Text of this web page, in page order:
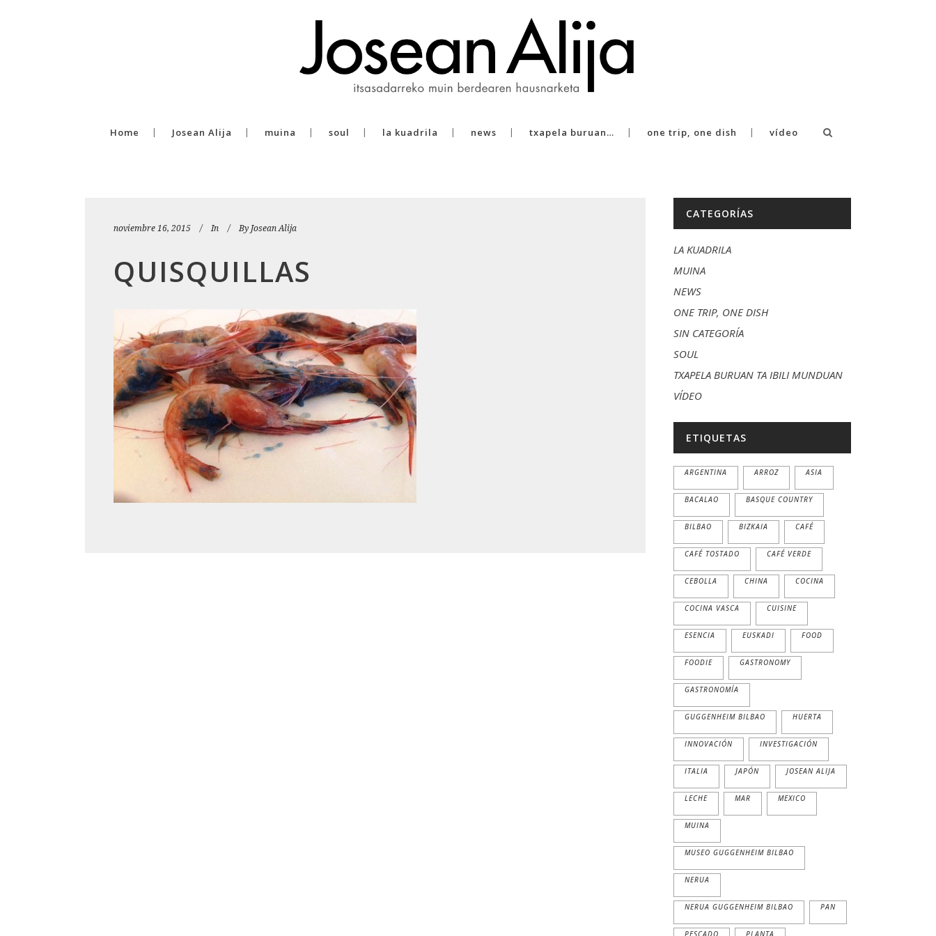
Home Josean Alija muina soul la kuadrila news txapela buruan… one trip, one dish vídeo
noviembre 16, 2015 In By Josean Alija
QUISQUILLAS
CATEGORÍAS
LA KUADRILA
MUINA
NEWS
ONE TRIP, ONE DISH
SIN CATEGORÍA
SOUL
TXAPELA BURUAN TA IBILI MUNDUAN
VÍDEO
ETIQUETAS
ARGENTINA ARROZ ASIA
BACALAO BASQUE COUNTRY
BILBAO BIZKAIA CAFÉ
CAFÉ TOSTADO CAFÉ VERDE
CEBOLLA CHINA COCINA
COCINA VASCA CUISINE
ESENCIA EUSKADI FOOD
FOODIE GASTRONOMY
GASTRONOMÍA
GUGGENHEIM BILBAO HUERTA
INNOVACIÓN INVESTIGACIÓN
ITALIA JAPÓN JOSEAN ALIJA
LECHE MAR MEXICO
MUINA
MUSEO GUGGENHEIM BILBAO
NERUA
NERUA GUGGENHEIM BILBAO PAN
PESCADO PLANTA